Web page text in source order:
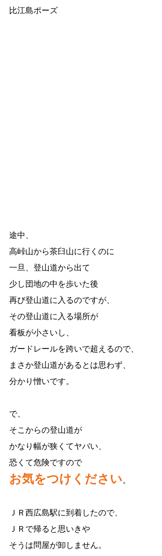
比江島ポーズ
途中、
高峠山から茶臼山に行くのに
一旦、登山道から出て
少し団地の中を歩いた後
再び登山道に入るのですが、
その登山道に入る場所が
看板が小さいし、
ガードレールを跨いで超えるので、
まさか登山道があるとは思わず、
分かり憎いです。
で、
そこからの登山道が
かなり幅が狭くてヤバい、
恐くて危険ですので
お気をつけください。
ＪＲ西広島駅に到着したので、
ＪＲで帰ると思いきや
そうは問屋が卸しません。